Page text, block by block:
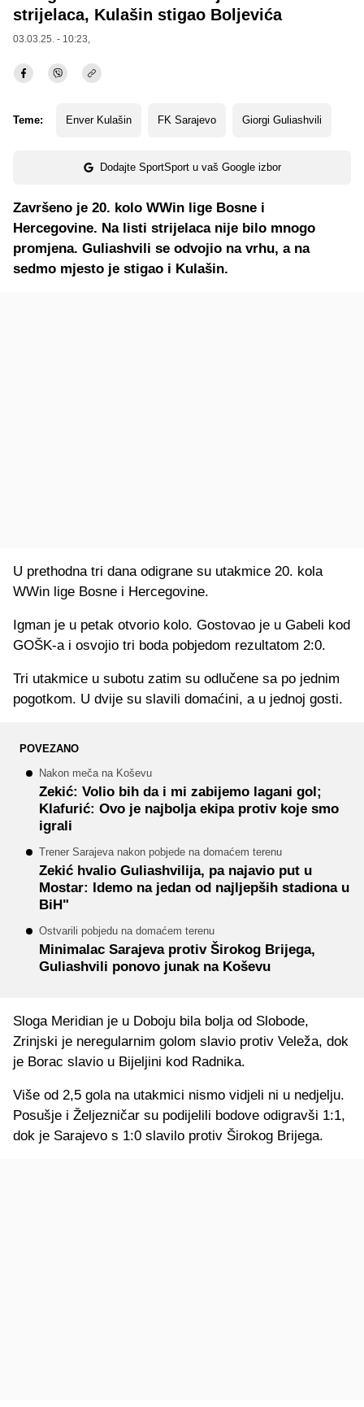
strijelaca, Kulašin stigao Boljevića
03.03.25. - 10:23,
Teme: Enver Kulašin FK Sarajevo Giorgi Guliashvili
Dodajte SportSport u vaš Google izbor
Završeno je 20. kolo WWin lige Bosne i
Hercegovine. Na listi strijelaca nije bilo mnogo
promjena. Guliashvili se odvojio na vrhu, a na
sedmo mjesto je stigao i Kulašin.
U prethodna tri dana odigrane su utakmice 20. kola
WWin lige Bosne i Hercegovine.
Igman je u petak otvorio kolo. Gostovao je u Gabeli kod
GOŠK-a i osvojio tri boda pobjedom rezultatom 2:0.
Tri utakmice u subotu zatim su odlučene sa po jednim
pogotkom. U dvije su slavili domaćini, a u jednoj gosti.
POVEZANO
Nakon meča na Koševu
Zekić: Volio bih da i mi zabijemo lagani gol;
Klafurić: Ovo je najbolja ekipa protiv koje smo
igrali
Trener Sarajeva nakon pobjede na domaćem terenu
Zekić hvalio Guliashvilija, pa najavio put u
Mostar: Idemo na jedan od najljepših stadiona u
BiH"
Ostvarili pobjedu na domaćem terenu
Minimalac Sarajeva protiv Širokog Brijega,
Guliashvili ponovo junak na Koševu
Sloga Meridian je u Doboju bila bolja od Slobode,
Zrinjski je neregularnim golom slavio protiv Veleža, dok
je Borac slavio u Bijeljini kod Radnika.
Više od 2,5 gola na utakmici nismo vidjeli ni u nedjelju.
Posušje i Željezničar su podijelili bodove odigravši 1:1,
dok je Sarajevo s 1:0 slavilo protiv Širokog Brijega.